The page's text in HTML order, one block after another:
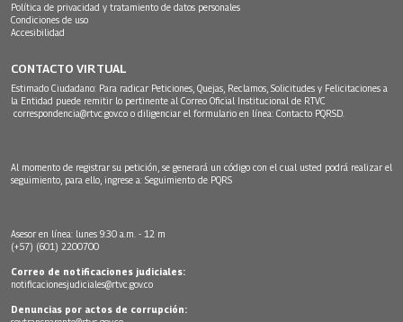
Política de privacidad y tratamiento de datos personales
Condiciones de uso
Accesibilidad
CONTACTO VIRTUAL
Estimado Ciudadano: Para radicar Peticiones, Quejas, Reclamos, Solicitudes y Felicitaciones a
la Entidad puede remitir lo pertinente al Correo Oficial Institucional de RTVC
correspondencia@rtvc.gov.co o diligenciar el formulario en línea: Contacto PQRSD.
Al momento de registrar su petición, se generará un código con el cual usted podrá realizar el
seguimiento, para ello, ingrese a: Seguimiento de PQRS
Asesor en línea: lunes 9:30 a.m. - 12 m
(+57) (601) 2200700
Correo de notificaciones judiciales:
notificacionesjudiciales@rtvc.gov.co
Denuncias por actos de corrupción: